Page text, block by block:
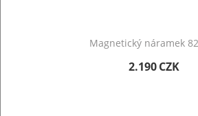
Magnetický náramek
2.190CZK